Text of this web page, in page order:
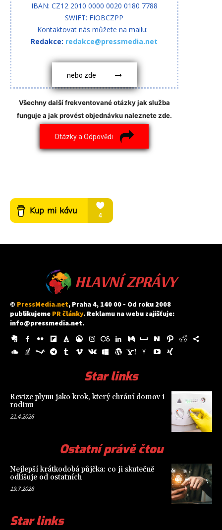
IBAN: CZ12 2010 0000 0020 0180 7788
SWIFT: FIOBCZPP
Kontaktovat nás můžete na mailu:
Redakce: redakce@pressmedia.net
nebo zde
Všechny další frekventované otázky jak služba
funguje a jak provést objednávku naleznete zde.
Otázky a Odpovědi
HLAVNÍ ZPRÁVY
© PressMedia.net, Praha 4, 140 00 - Od roku 2008
publikujeme PR články. Reklamu na webu zajišťuje:
info@pressmedia.net.
Star links
Revize plynu jako krok, který chrání domov i
rodinu
21.4.2026
Ostatní právě čtou
Nejlepší krátkodobá půjčka: co ji skutečně
odlišuje od ostatních
19.7.2026
Star links